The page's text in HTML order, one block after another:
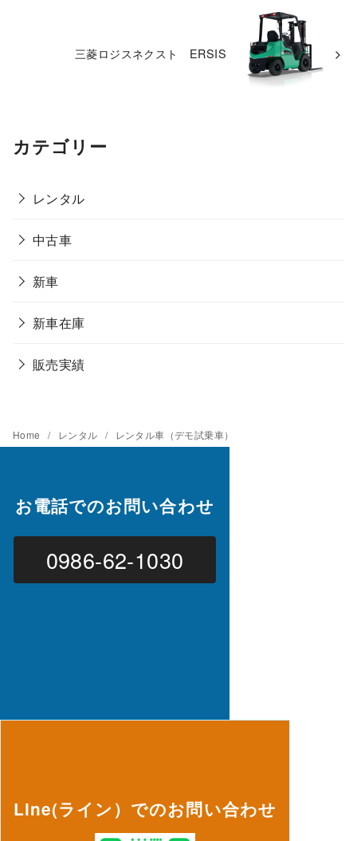
三菱ロジスネクスト ERSIS
カテゴリー
レンタル
中古車
新車
新車在庫
販売実績
Home レンタル レンタル車（デモ試乗車）
お電話でのお問い合わせ
0986-62-1030
Line(ライン）でのお問い合わせ